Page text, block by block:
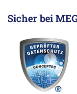
Sicher bei